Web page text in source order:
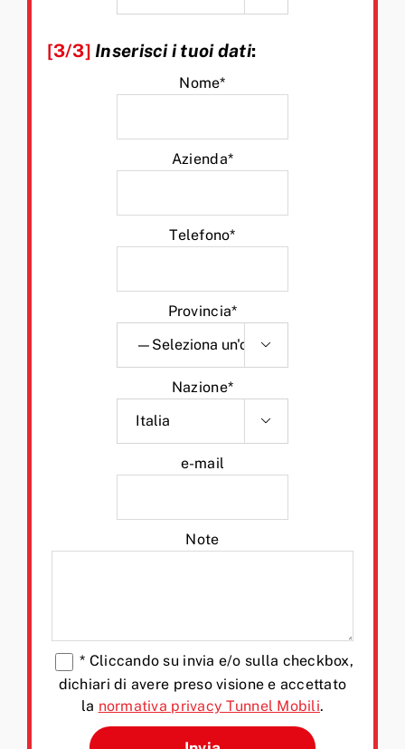
[3/3] Inserisci i tuoi dati:
Nome*
Azienda*
Telefono*
Provincia*

Nazione*

e-mail
Note
* Cliccando su invia e/o sulla checkbox,
dichiari di avere preso visione e accettato
la normativa privacy Tunnel Mobili.
Si prega di lasciare vuoto